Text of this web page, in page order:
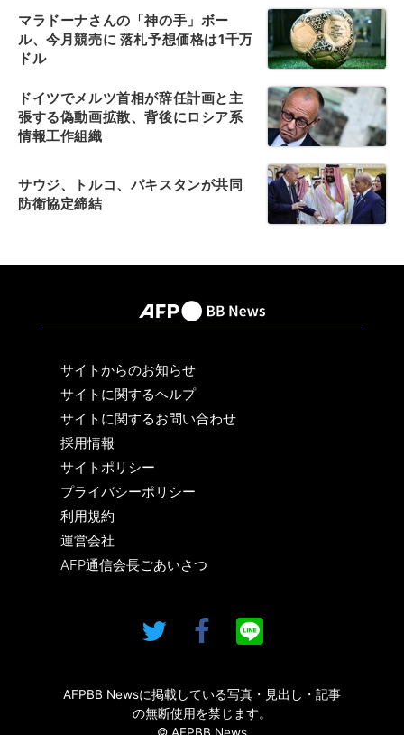
マラドーナさんの「神の手」ボー
ル、今月競売に 落札予想価格は1千万
ドル
ドイツでメルツ首相が辞任計画と主
張する偽動画拡散、背後にロシア系
情報工作組織
サウジ、トルコ、パキスタンが共同
防衛協定締結
サイトからのお知らせ
サイトに関するヘルプ
サイトに関するお問い合わせ
採用情報
サイトポリシー
プライバシーポリシー
利用規約
運営会社
AFP通信会長ごあいさつ
AFPBB Newsに掲載している写真・見出し・記事
の無断使用を禁じます。
© AFPBB News